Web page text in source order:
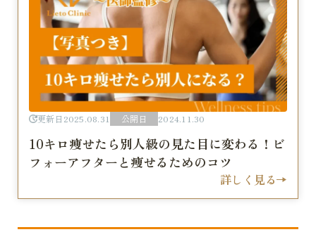
更新日 2025.08.31 公開日 2024.11.30
10キロ痩せたら別人級の見た目に変わる！ビ
フォーアフターと痩せるためのコツ
詳しく見る